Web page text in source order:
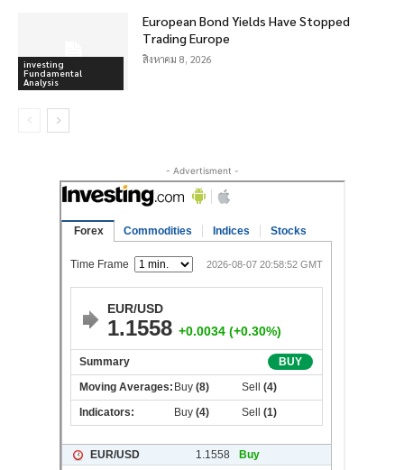
investing
Fundamental
Analysis
European Bond Yields Have Stopped
Trading Europe
สิงหาคม 8, 2026
- Advertisment -